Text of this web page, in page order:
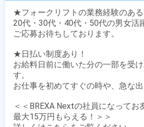
★フォークリフトの業務経験のある
20代・30代・40代・50代の男女活
ご応募お待ちしております。
★日払い制度あり！
お給料日前に働いた分の一部を受
す。
お仕事を初めてすぐの時や、急な
＜＜BREXA Nextの社員になってお
最大15万円もらえる！＞＞